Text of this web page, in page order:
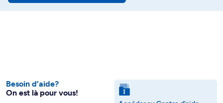
Besoin d’aide?
On est là pour vous!